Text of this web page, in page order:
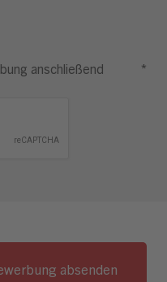
anschließend
*